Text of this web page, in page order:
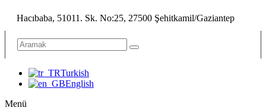
Hacıbaba, 51011. Sk. No:25, 27500 Şehitkamil/Gaziantep
Turkish
English
Menü